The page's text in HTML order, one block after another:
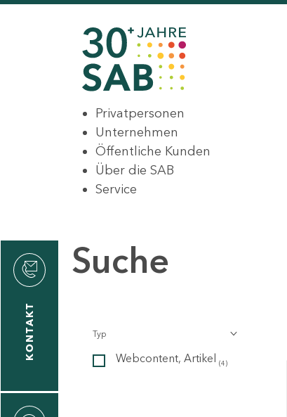
Privatpersonen
Unternehmen
Öffentliche Kunden
Über die SAB
Service
KONTAKT
Suche
Typ
Webcontent, Artikel (4)